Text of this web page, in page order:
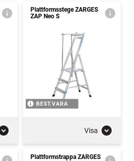
Plattformsstege ZARGES
ZAP Neo S
BEST.VARA
Visa
Plattformstrappa ZARGES